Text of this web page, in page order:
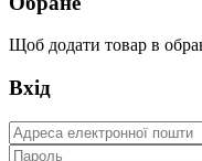
Щоб додати товар в
Вхід